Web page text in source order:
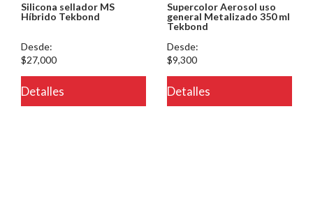
Silicona sellador MS
Híbrido Tekbond
Desde:
$27,000
Detalles
Supercolor Aerosol uso
general Metalizado 350 ml
Tekbond
Desde:
$9,300
Detalles